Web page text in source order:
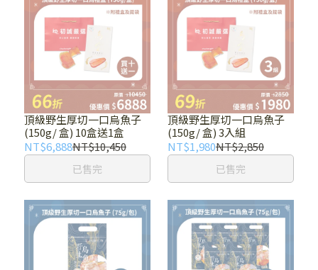
頂級野生厚切一口烏魚子
(150g/ 盒) 10盒送1盒
NT$6,888NT$10,450
已售完
頂級野生厚切一口烏魚子
(150g/ 盒) 3入組
NT$1,980NT$2,850
已售完